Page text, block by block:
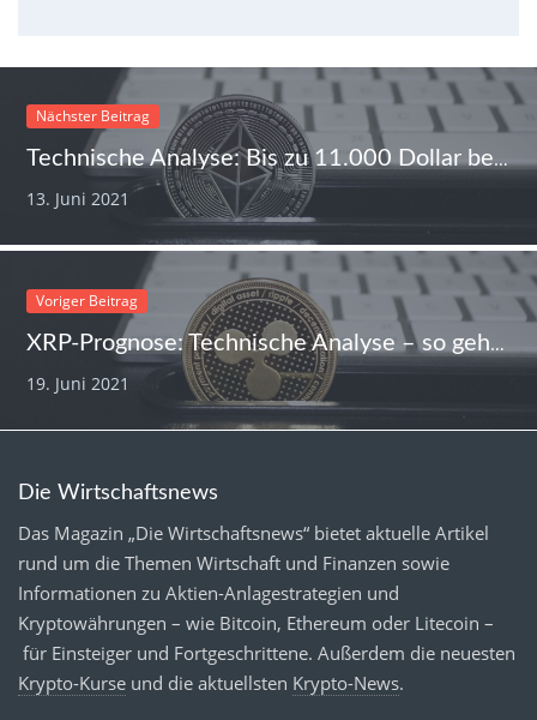
Nächster Beitrag
Technische Analyse: Bis zu 11.000 Dollar beim Ethereum-Kurs möglich
13. Juni 2021
Voriger Beitrag
XRP-Prognose: Technische Analyse – so geht es mit der Ripple-Währung weiter
19. Juni 2021
Die Wirtschaftsnews
Das Magazin „Die Wirtschaftsnews“ bietet aktuelle Artikel
rund um die Themen Wirtschaft und Finanzen sowie
Informationen zu Aktien-Anlagestrategien und
Kryptowährungen – wie Bitcoin, Ethereum oder Litecoin –
für Einsteiger und Fortgeschrittene. Außerdem die neuesten
Krypto-Kurse und die aktuellsten Krypto-News.